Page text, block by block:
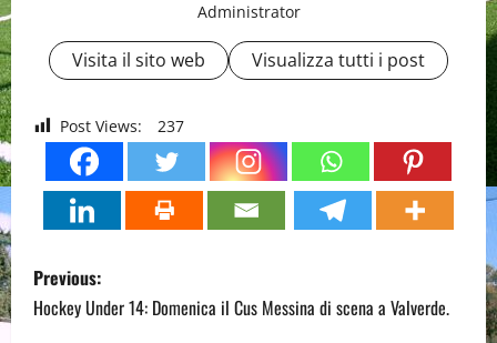
Administrator
Visita il sito web Visualizza tutti i post
Post Views: 237
P
o
Previous:
Hockey Under 14: Domenica il Cus Messina di scena a Valverde.